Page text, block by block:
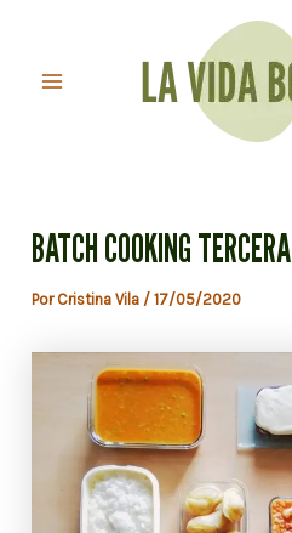
contenido
BATCH COOKING
Por Cristina Vila /17/05/2020